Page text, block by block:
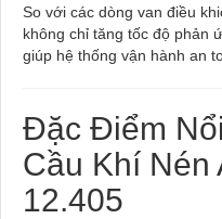
So với các dòng van điều
không chỉ tăng tốc độ phản
giúp hệ thống vận hành an
Đặc Điểm
Cầu Khí Nén
12.405